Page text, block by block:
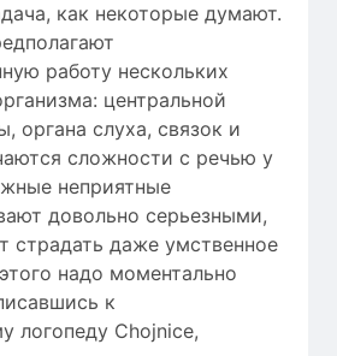
как некоторые думают.
работу нескольких
центральной
органа слуха, связок и
сложности c речью у
неприятные
довольно серьезными,
страдать даже умственное
надо моментально
к
логопеду Chojnice,